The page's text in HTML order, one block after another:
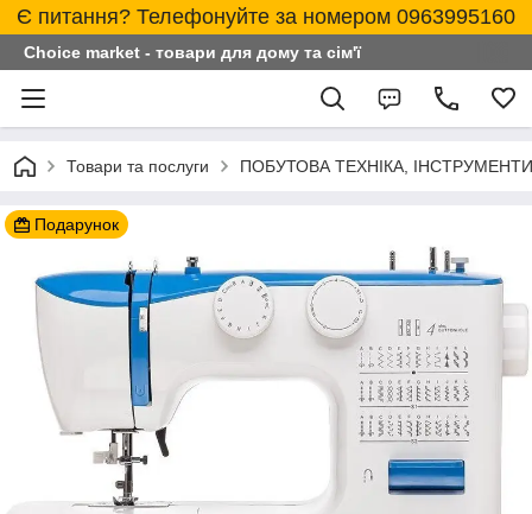
Є питання? Телефонуйте за номером 0963995160
Choice market - товари для дому та сім'ї
Товари та послуги ПОБУТОВА ТЕХНІКА,
Подарунок